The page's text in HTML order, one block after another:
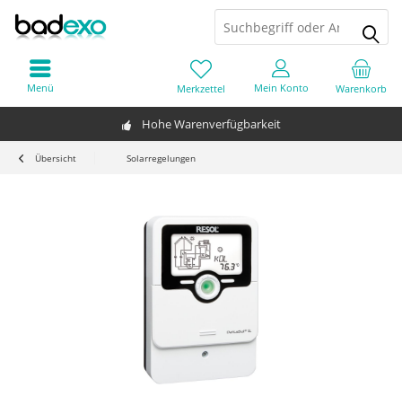
Hohe Warenverfügbarkeit
Warenkorb
Merkzettel Mein Konto
Menü
Übersicht Solarregelungen